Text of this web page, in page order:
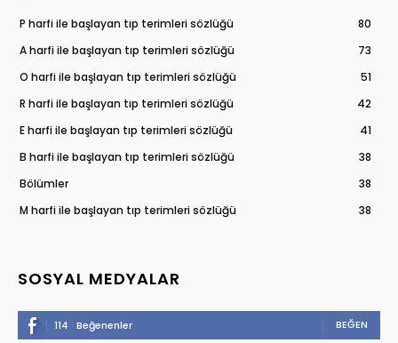
P harfi ile başlayan tıp terimleri sözlüğü
80
A harfi ile başlayan tıp terimleri sözlüğü
73
O harfi ile başlayan tıp terimleri sözlüğü
51
R harfi ile başlayan tıp terimleri sözlüğü
42
E harfi ile başlayan tıp terimleri sözlüğü
41
B harfi ile başlayan tıp terimleri sözlüğü
38
Bölümler
38
M harfi ile başlayan tıp terimleri sözlüğü
38
SOSYAL MEDYALAR
114 Beğenenler BEĞEN